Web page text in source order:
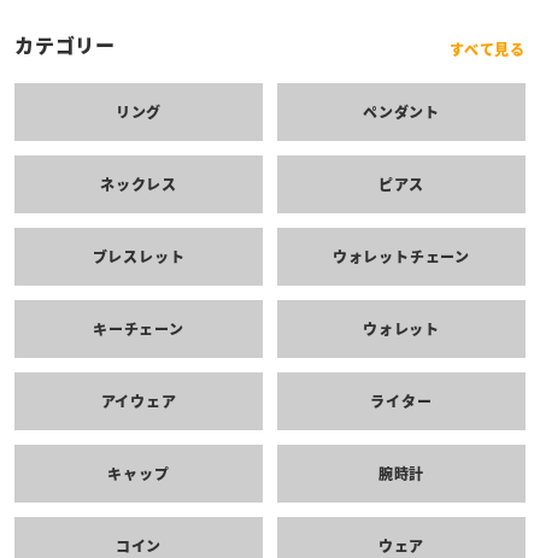
カテゴリー すべて見る
リング ペンダント
ネックレス ピアス
ブレスレット ウォレットチェーン
キーチェーン ウォレット
アイウェア ライター
キャップ 腕時計
コイン ウェア